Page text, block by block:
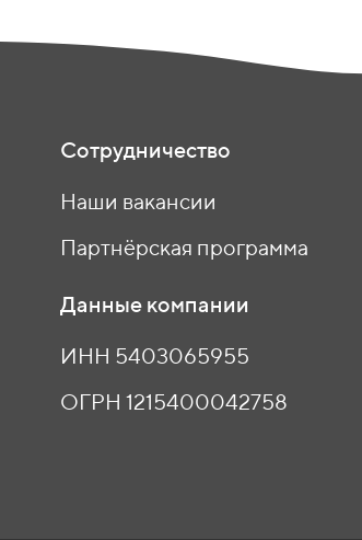
Сотрудничество
Наши вакансии
Партнёрская программа
Данные компании
ИНН 5403065955
ОГРН 1215400042758